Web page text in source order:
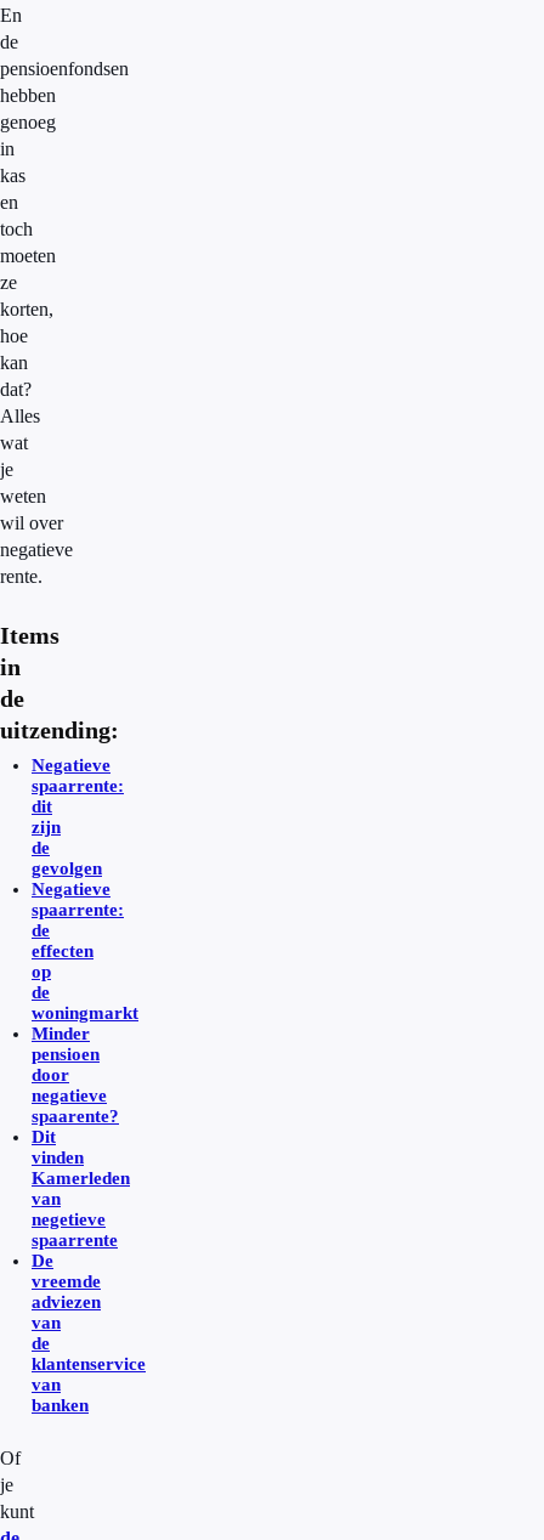
En
de
pensioenfondsen
hebben
genoeg
in
kas
en
toch
moeten
ze
korten,
hoe
kan
dat?
Alles
wat
je
weten
wil over
negatieve
rente.
Items
in
de
uitzending:
Negatieve
spaarrente:
dit
zijn
de
gevolgen
Negatieve
spaarrente:
de
effecten
op
de
woningmarkt
Minder
pensioen
door
negatieve
spaarente?
Dit
vinden
Kamerleden
van
negetieve
spaarrente
De
vreemde
adviezen
van
de
klantenservice
van
banken
Of
je
kunt